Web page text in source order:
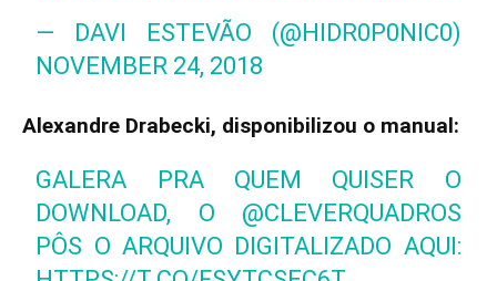
— DAVI ESTEVÃO (@HIDR0P0NIC0)
NOVEMBER 24, 2018
Alexandre Drabecki, disponibilizou o manual:
GALERA PRA QUEM QUISER O
DOWNLOAD, O @CLEVERQUADROS
PÔS O ARQUIVO DIGITALIZADO AQUI: